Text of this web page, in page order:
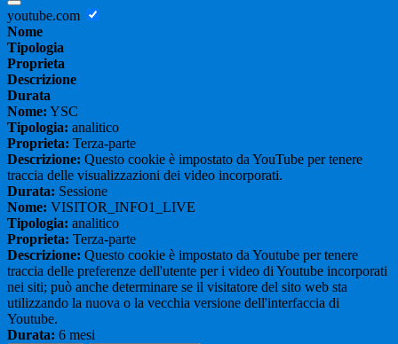
youtube.com
Nome
Tipologia
Proprieta
Descrizione
Durata
Nome: YSC
Tipologia: analitico
Proprieta: Terza-parte
Descrizione: Questo cookie è impostato da YouTube per tenere
traccia delle visualizzazioni dei video incorporati.
Durata: Sessione
Nome: VISITOR_INFO1_LIVE
Tipologia: analitico
Proprieta: Terza-parte
Descrizione: Questo cookie è impostato da Youtube per tenere
traccia delle preferenze dell'utente per i video di Youtube incorporati
nei siti; può anche determinare se il visitatore del sito web sta
utilizzando la nuova o la vecchia versione dell'interfaccia di
Youtube.
Durata: 6 mesi